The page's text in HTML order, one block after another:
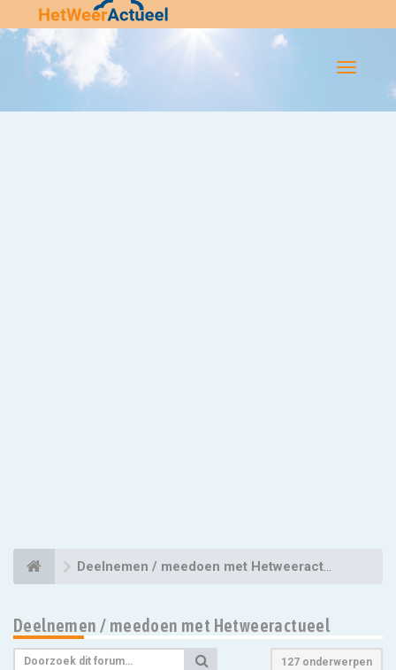
Flip-
Deelnemen / meedoen met Hetweeractueel
Deelnemen / meedoen met Hetweeractueel
127 onderwerpen